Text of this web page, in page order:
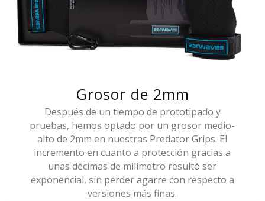
Grosor de 2mm
Después de un tiempo de prototipado y
pruebas, hemos optado por un grosor medio-
alto de 2mm en nuestras Predator Grips. El
incremento en cuanto a protección gracias a
unas décimas de milímetro resultó ser
exponencial, sin perder agarre con respecto a
versiones más finas.